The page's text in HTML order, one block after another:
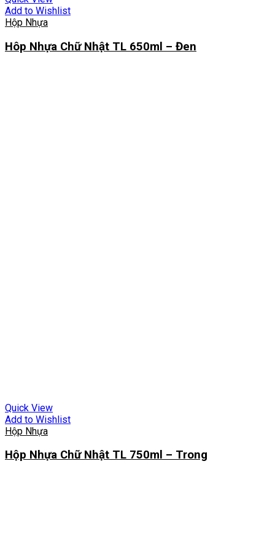
Add to Wishlist
Hộp Nhựa
Hôp Nhựa Chữ Nhật TL 650ml – Đen
Quick View
Add to Wishlist
Hộp Nhựa
Hộp Nhựa Chữ Nhật TL 750ml – Trong